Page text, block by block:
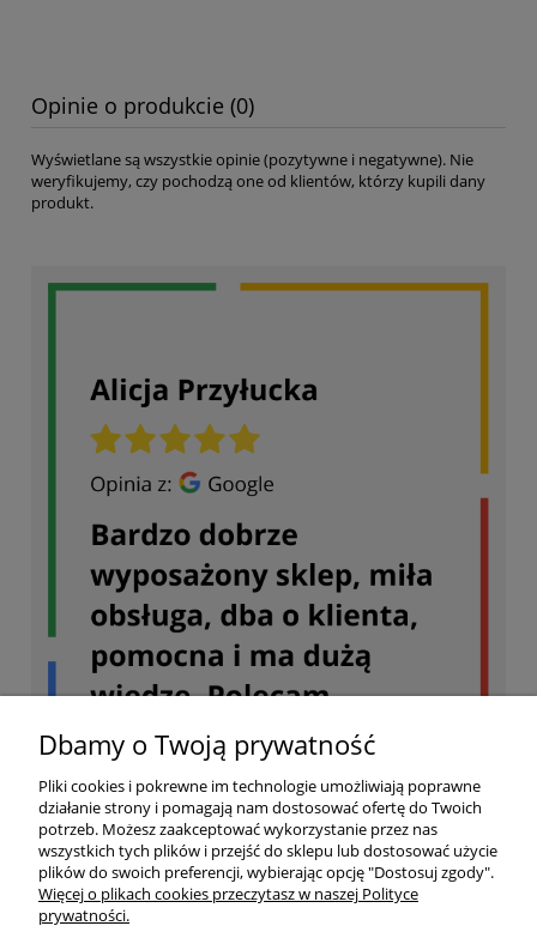
Opinie o produkcie (0)
Wyświetlane są wszystkie opinie (pozytywne i negatywne). Nie
weryfikujemy, czy pochodzą one od klientów, którzy kupili dany
produkt.
Dbamy o Twoją prywatność
Pliki cookies i pokrewne im technologie umożliwiają poprawne
działanie strony i pomagają nam dostosować ofertę do Twoich
potrzeb. Możesz zaakceptować wykorzystanie przez nas
wszystkich tych plików i przejść do sklepu lub dostosować użycie
plików do swoich preferencji, wybierając opcję "Dostosuj zgody".
Więcej o plikach cookies przeczytasz w naszej Polityce
prywatności.